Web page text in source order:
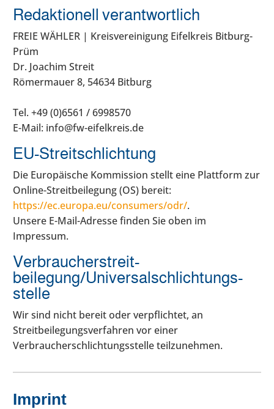
Redaktionell verantwortlich
FREIE WÄHLER | Kreisvereinigung Eifelkreis Bitburg-
Prüm
Dr. Joachim Streit
Römermauer 8, 54634 Bitburg
Tel. +49 (0)6561 / 6998570
E-Mail: info@fw-eifelkreis.de
EU-Streitschlichtung
Die Europäische Kommission stellt eine Plattform zur
Online-Streitbeilegung (OS) bereit:
https://ec.europa.eu/consumers/odr/.
Unsere E-Mail-Adresse finden Sie oben im
Impressum.
Verbraucher­streit­
beilegung/Universal­schlichtungs­
stelle
Wir sind nicht bereit oder verpflichtet, an
Streitbeilegungsverfahren vor einer
Verbraucherschlichtungsstelle teilzunehmen.
Imprint